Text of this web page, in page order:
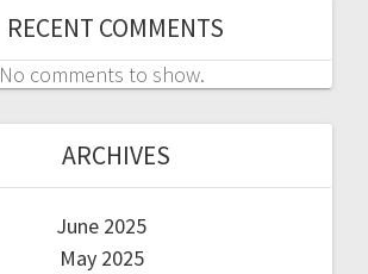
RECENT COMMENTS
No comments to show.
ARCHIVES
June 2025
May 2025